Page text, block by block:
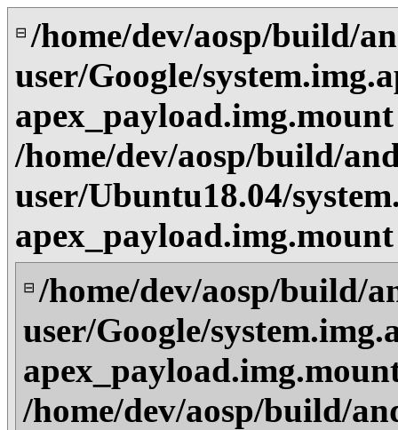
⊟ /home/dev/aosp/build/
user/Google/
apex_payload.img.mount
/home/dev/aosp/build/
user/Ubuntu18.04/
apex_payload.img.mount
⊟ /home/dev/aosp/build/
user/Google/
/home/dev/aosp/build/